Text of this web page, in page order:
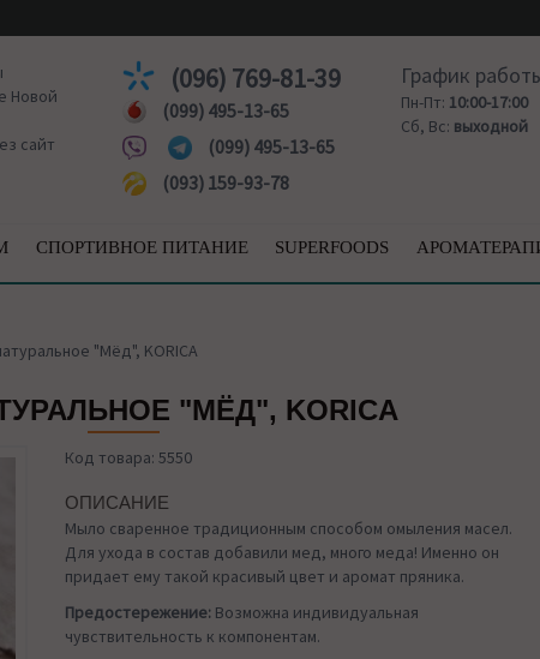
Новой
сайт
(096) 769-81-39
(099) 495-13-65
(099) 495-13-65
(093) 159-93-78
График
Пн-Пт: 10:00-17:00
Сб, Вс: выходной
СПОРТИВНОЕ ПИТАНИЕ SUPERFOODS
"Мёд", KORICA
"МЁД", KORICA
Код товара: 5550
ОПИСАНИЕ
Мыло сваренное традиционным способом омыления масел.
Для ухода в состав добавили мед, много меда! Именно он
придает ему такой красивый цвет и аромат пряника.
Предостережение: Возможна индивидуальная
чувствительность к компонентам.